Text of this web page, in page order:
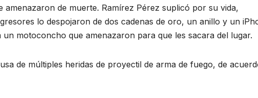
amenazaron de muerte. Ramírez Pérez suplicó por su vida,
lo despojaron de dos cadenas de oro, un anillo y un
motoconcho que amenazaron para que les sacara del lugar.
de múltiples heridas de proyectil de arma de fuego, de